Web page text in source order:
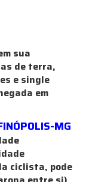
sua
de terra,
e single
em
MG
ciclista, pode